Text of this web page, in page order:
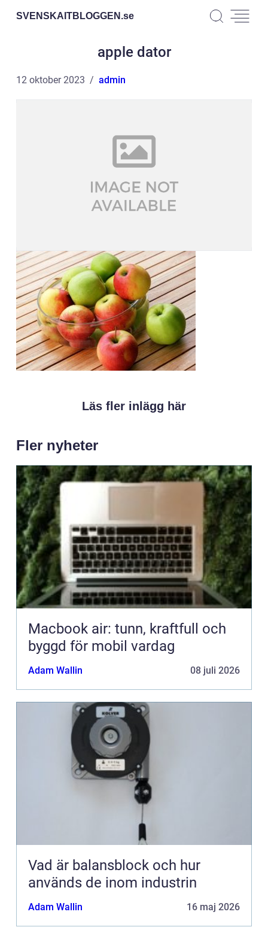
SVENSKAITBLOGGEN.se
apple dator
12 oktober 2023 admin
Läs fler inlägg här
Fler nyheter
Macbook air: tunn, kraftfull och
byggd för mobil vardag
Adam Wallin 08 juli 2026
Vad är balansblock och hur
används de inom industrin
Adam Wallin 16 maj 2026